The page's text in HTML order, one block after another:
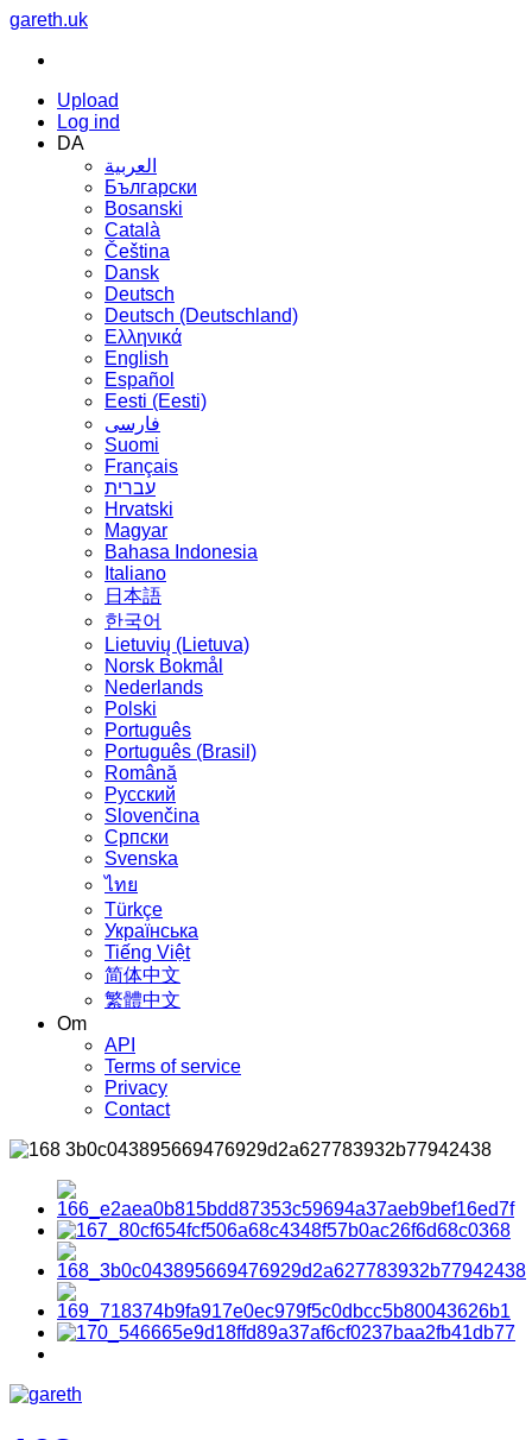
gareth.uk
Upload
Log ind
DA
العربية
Български
Bosanski
Сatalà
Čeština
Dansk
Deutsch
Deutsch (Deutschland)
Ελληνικά
English
Español
Eesti (Eesti)
فارسی
Suomi
Français
עברית
Hrvatski
Magyar
Bahasa Indonesia
Italiano
日本語
한국어
Lietuvių (Lietuva)
‪Norsk Bokmål‬
Nederlands
Polski
Português
Português (Brasil)
Română
Русский
Slovenčina
Српски
Svenska
ไทย
Türkçe
Українська
Tiếng Việt
简体中文
繁體中文
Om
API
Terms of service
Privacy
Contact